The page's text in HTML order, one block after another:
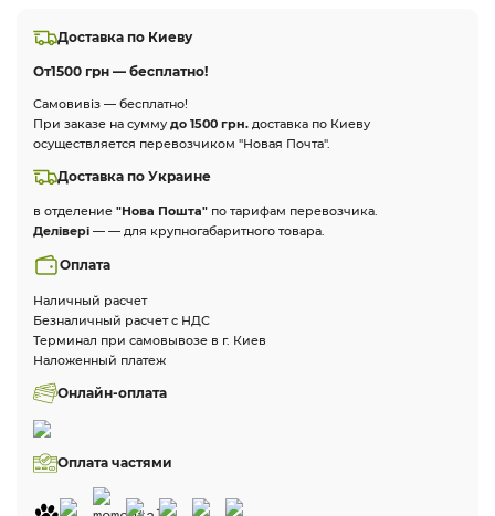
Доставка по Киеву
От1500 грн — бесплатно!
Самовивіз — бесплатно!
При заказе на сумму до 1500 грн. доставка по Киеву
осуществляется перевозчиком "Новая Почта".
Доставка по Украине
в отделение "Нова Пошта" по тарифам перевозчика.
Делівері — — для крупногабаритного товара.
Оплата
Наличный расчет
Безналичный расчет с НДС
Терминал при самовывозе в г. Киев
Наложенный платеж
Онлайн-оплата
Оплата частями